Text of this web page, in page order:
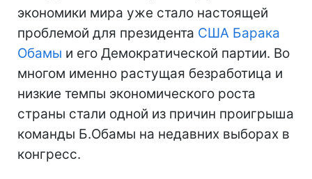
экономики мира уже стало настоящей
проблемой для президента США Барака
Обамы и его Демократической партии. Во
многом именно растущая безработица и
низкие темпы экономического роста
страны стали одной из причин проигрыша
команды Б.Обамы на недавних выборах в
конгресс.